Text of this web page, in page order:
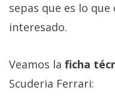
sepas que es lo
interesado.
Veamos la ficha
Scuderia Ferrari: